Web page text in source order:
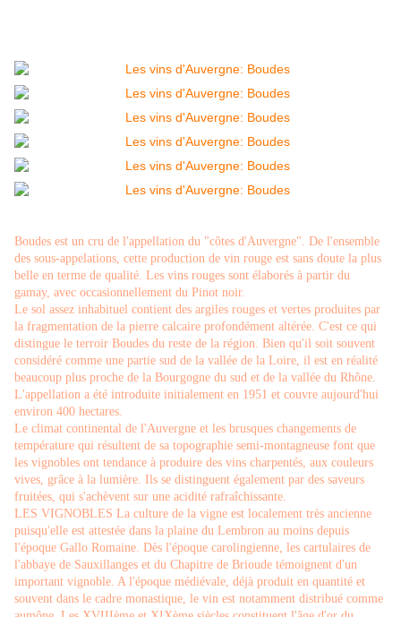
Boudes est un cru de l'appellation du "côtes d'Auvergne". De l'ensemble
des sous-appelations, cette production de vin rouge est sans doute la plus
belle en terme de qualité. Les vins rouges sont élaborés à partir du
gamay, avec occasionnellement du Pinot noir.
Le sol assez inhabituel contient des argiles rouges et vertes produites par
la fragmentation de la pierre calcaire profondément altérée. C'est ce qui
distingue le terroir Boudes du reste de la région. Bien qu'il soit souvent
considéré comme une partie sud de la vallée de la Loire, il est en réalité
beaucoup plus proche de la Bourgogne du sud et de la vallée du Rhône.
L'appellation a été introduite initialement en 1951 et couvre aujourd'hui
environ 400 hectares.
Le climat continental de l'Auvergne et les brusques changements de
température qui résultent de sa topographie semi-montagneuse font que
les vignobles ont tendance à produire des vins charpentés, aux couleurs
vives, grâce à la lumière. Ils se distinguent également par des saveurs
fruitées, qui s'achèvent sur une acidité rafraîchissante.
LES VIGNOBLES La culture de la vigne est localement très ancienne
puisqu'elle est attestée dans la plaine du Lembron au moins depuis
l'époque Gallo Romaine. Dès l'époque carolingienne, les cartulaires de
l'abbaye de Sauxillanges et du Chapitre de Brioude témoignent d'un
important vignoble. A l'époque médiévale, déjà produit en quantité et
souvent dans le cadre monastique, le vin est notamment distribué comme